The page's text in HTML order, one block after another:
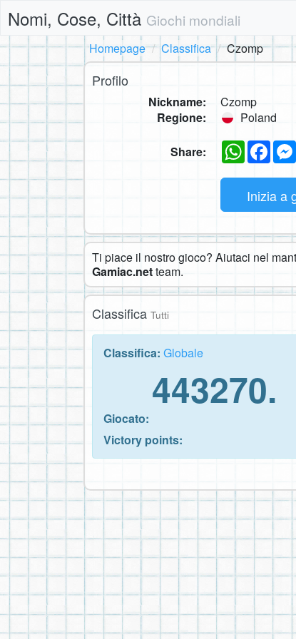
Nomi, Cose, Città Giochi mondiali
Homepage
Classifica Czomp
Profilo
Nickname:
Czomp
Regione:
Poland
Share: WhatsApp
Inizia a
Ti piace il nostro gioco? Aiutaci nel
Gamiac.netteam.
Classifica Tutti
Classifica: Globale
443270.
Giocato:
Victory points: